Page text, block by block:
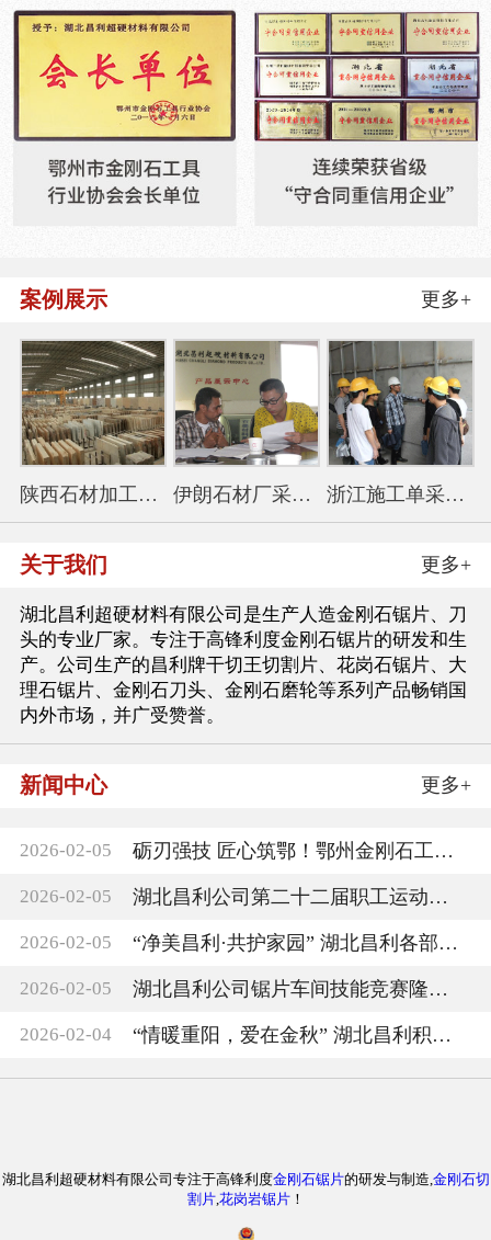
案例展示 更多+
陕西石材加工厂采购350花 伊朗石材厂采购金刚石锯 浙江施工单采购114干切王
关于我们 更多+
湖北昌利超硬材料有限公司是生产人造金刚石锯片、刀
头的专业厂家。专注于高锋利度金刚石锯片的研发和生
产。公司生产的昌利牌干切王切割片、花岗石锯片、大
理石锯片、金刚石刀头、金刚石磨轮等系列产品畅销国
内外市场，并广受赞誉。
新闻中心 更多+
2026-02-05 砺刃强技 匠心筑鄂！鄂州金刚石工具第二届技能
2026-02-05 湖北昌利公司第二十二届职工运动会圆满收官，
2026-02-05 “净美昌利·共护家园” 湖北昌利各部门负责人
2026-02-05 湖北昌利公司锯片车间技能竞赛隆重召开
2026-02-04 “情暖重阳，爱在金秋” 湖北昌利积极参与敬老
湖北昌利超硬材料有限公司专注于高锋利度金刚石锯片的研发与制造, 金刚石切
割片, 花岗岩锯片！